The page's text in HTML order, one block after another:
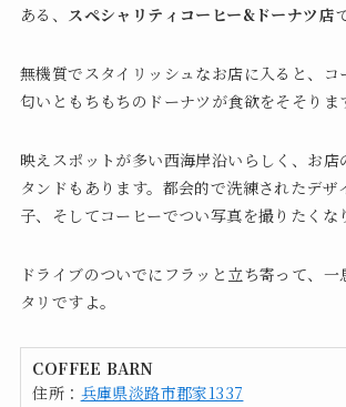
ある、 スペシャリティコーヒー&ドーナツ店
無機質でスタイリッシュなお店に入ると、コ
匂いともちもちのドーナツが食欲をそそりま
映えスポットが多い西海岸沿いらしく、お店
タンドもあります。都会的で洗練されたデザ
子、そしてコーヒーでつい写真を撮りたくな
ドライブのついでにフラッと立ち寄って、一
タリですよ。
COFFEE BARN
住所： 兵庫県淡路市郡家1337